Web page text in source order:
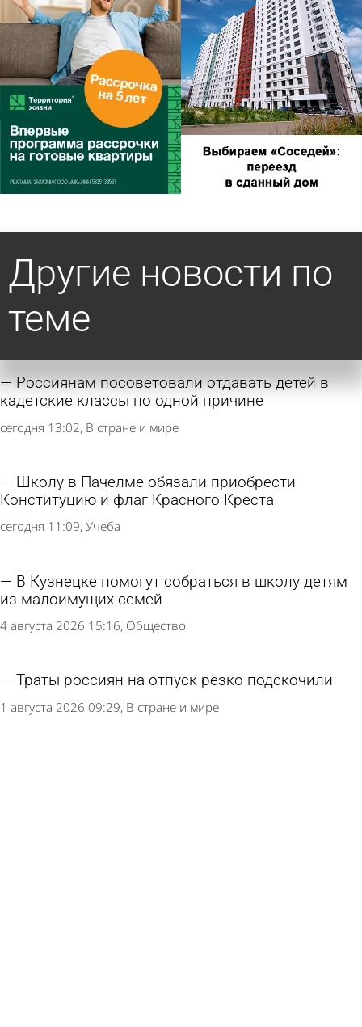
Другие новости по
теме
Россиянам посоветовали отдавать детей в
кадетские классы по одной причине
сегодня 13:02 В стране и мире
Школу в Пачелме обязали приобрести
Конституцию и флаг Красного Креста
сегодня 11:09 Учеба
В Кузнецке помогут собраться в школу детям
из малоимущих семей
4 августа 2026 15:16 Общество
Траты россиян на отпуск резко подскочили
1 августа 2026 09:29 В стране и мире